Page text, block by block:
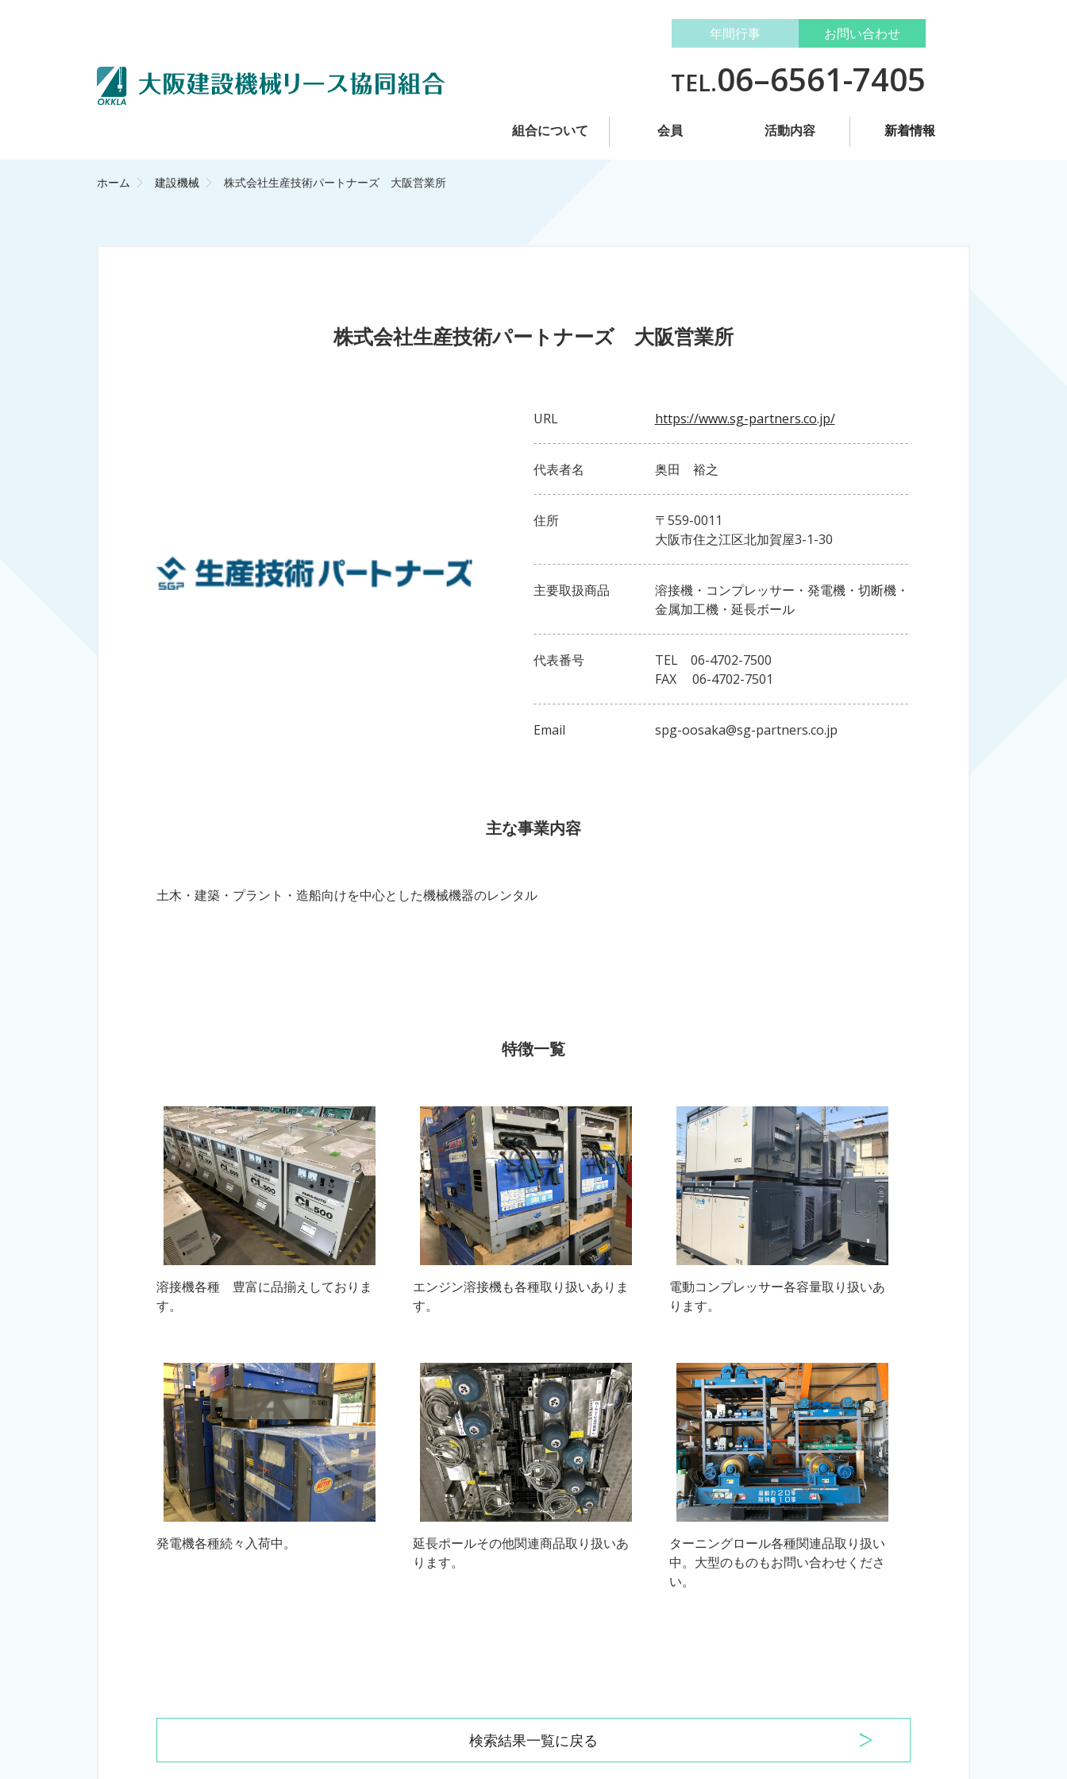
年間行事 お問い合わせ
TEL.06–6561-7405
組合について 会員 活動内容 新着情報
ホーム 建設機械 株式会社生産技術パートナーズ 大阪営業所
株式会社生産技術パートナーズ 大阪営業所
URL https://www.sg-partners.co.jp/
代表者名 奥田 裕之
住所
〒559-0011
大阪市住之江区北加賀屋3-1-30
主要取扱商品
溶接機・コンプレッサー・発電機・切断機・
金属加工機・延長ボール
代表番号
TEL 06-4702-7500
FAX 06-4702-7501
Email spg-oosaka@sg-partners.co.jp
主な事業内容
土木・建築・プラント・造船向けを中心とした機械機器のレンタル
特徴一覧
溶接機各種 豊富に品揃えしておりま
す。
エンジン溶接機も各種取り扱いありま
す。
電動コンプレッサー各容量取り扱いあ
ります。
発電機各種続々入荷中。
延長ポールその他関連商品取り扱いあ
ります。
ターニングロール各種関連品取り扱い
中。大型のものもお問い合わせくださ
い。
検索結果一覧に戻る